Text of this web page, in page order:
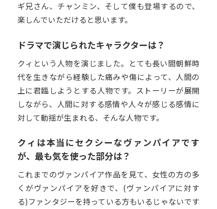
ギ兄さん、チャンミン、そして僕も登場するので、
楽しんでいただけると思います。
ドラマで演じられたキャラクターは？
クィという人物を演じました。とても長い間朝鮮時
代を生きながら経験した痛みや傷によって、人間の
上に君臨しようとする人物です。ストーリーが展開
しながら、人間に対する感情や人々が感じる感情に
対して動揺が生まれる、そんな人物です。
クィは本当にセクシーなヴァンパイアです
が、最も気を使った部分は？
これまでのヴァンパイア作品を見て、女性の方の多
くがヴァンパイアを好きで、(ヴァンパイアに対す
る)ファンタジーを持っている方もいるじゃないです